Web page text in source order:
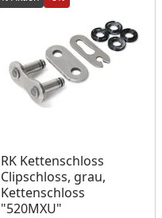
RK Kettenschloss
Clipschloss, grau,
Kettenschloss
"520MXU"
Produkt am Lager